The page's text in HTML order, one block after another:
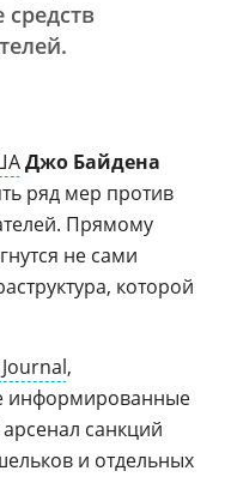
Джо Байдена
ряд мер против
Прямому
не сами
которой
,
информированные
санкций
и отдельных